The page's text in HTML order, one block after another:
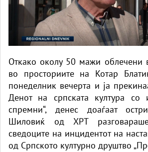
Откако околу 50 мажи облечени
во просториите на Котар
понеделник вечерта и ја
Денот на српската култура со
спремни“, денес доаѓаат
Шиловиќ од ХРТ
сведоците на инцидентот на
од Српското културно друштво